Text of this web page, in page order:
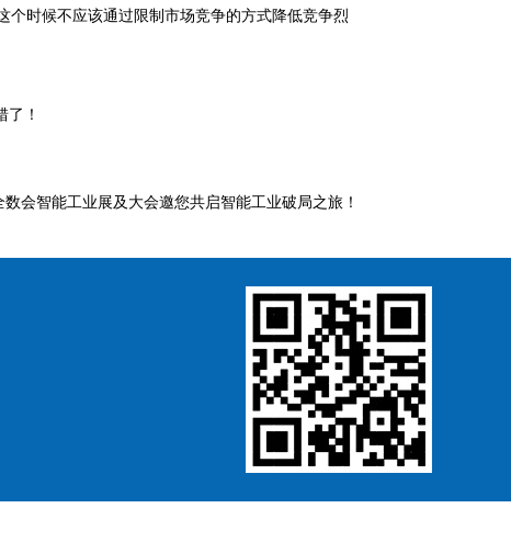
时候不应该通过限制市场竞争的方式降低竞争烈
！
会智能工业展及大会邀您共启智能工业破局之旅！